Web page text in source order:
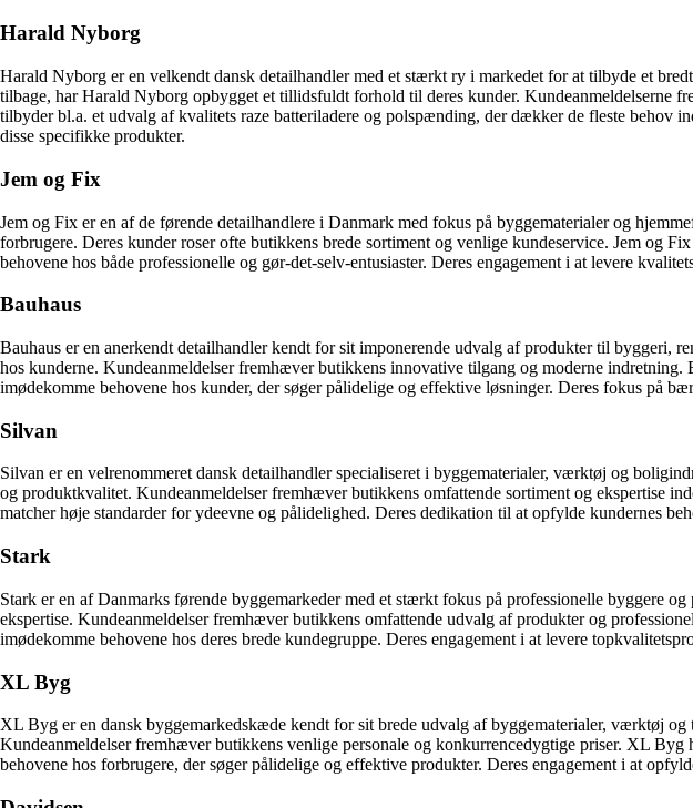
Harald Nyborg
Harald Nyborg er en velkendt dansk detailhandler med et stærkt ry i markedet for at tilbyde et
tilbage, har Harald Nyborg opbygget et tillidsfuldt forhold til deres kunder. Kundeanmeldelserne
tilbyder bl.a. et udvalg af kvalitets raze batteriladere og polspænding, der dækker de fleste behov
disse specifikke produkter.
Jem og Fix
Jem og Fix er en af de førende detailhandlere i Danmark med fokus på byggematerialer og
forbrugere. Deres kunder roser ofte butikkens brede sortiment og venlige kundeservice. Jem og
behovene hos både professionelle og gør-det-selv-entusiaster. Deres engagement i at levere
Bauhaus
Bauhaus er en anerkendt detailhandler kendt for sit imponerende udvalg af produkter til
hos kunderne. Kundeanmeldelser fremhæver butikkens innovative tilgang og moderne
imødekomme behovene hos kunder, der søger pålidelige og effektive løsninger. Deres fokus på
Silvan
Silvan er en velrenommeret dansk detailhandler specialiseret i byggematerialer, værktøj og
og produktkvalitet. Kundeanmeldelser fremhæver butikkens omfattende sortiment og ekspertise
matcher høje standarder for ydeevne og pålidelighed. Deres dedikation til at opfylde kundernes
Stark
Stark er en af Danmarks førende byggemarkeder med et stærkt fokus på professionelle byggere
ekspertise. Kundeanmeldelser fremhæver butikkens omfattende udvalg af produkter og
imødekomme behovene hos deres brede kundegruppe. Deres engagement i at levere
XL Byg
XL Byg er en dansk byggemarkedskæde kendt for sit brede udvalg af byggematerialer, værktøj
Kundeanmeldelser fremhæver butikkens venlige personale og konkurrencedygtige priser. XL
behovene hos forbrugere, der søger pålidelige og effektive produkter. Deres engagement i at